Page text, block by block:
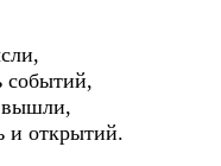
событий,
вышли,
и открытий.